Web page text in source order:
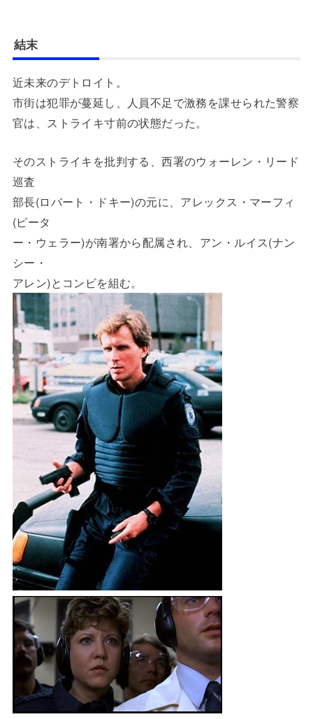
結末
近未来のデトロイト。
市街は犯罪が蔓延し、人員不足で激務を課せられた警察
官は、ストライキ寸前の状態だった。
そのストライキを批判する、西署のウォーレン・リード
巡査
部長(ロバート・ドキー)の元に、アレックス・マーフィ
(ピータ
ー・ウェラー)が南署から配属され、アン・ルイス(ナン
シー・
アレン)とコンビを組む。